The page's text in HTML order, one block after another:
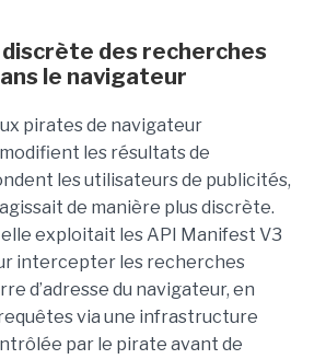
des recherches
le navigateur
pirates de navigateur
les résultats de
les utilisateurs de publicités,
de manière plus discrète.
exploitait les API Manifest V3
intercepter les recherches
d’adresse du navigateur, en
via une infrastructure
par le pirate avant de